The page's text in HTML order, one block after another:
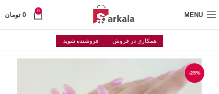
MENU
0
0 تومان
همکاری در فروش فروشنده شوید
-25%